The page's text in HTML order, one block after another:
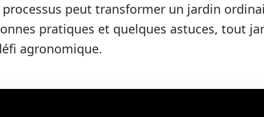
peut transformer un jardin
pratiques et quelques astuces, tout
agronomique.